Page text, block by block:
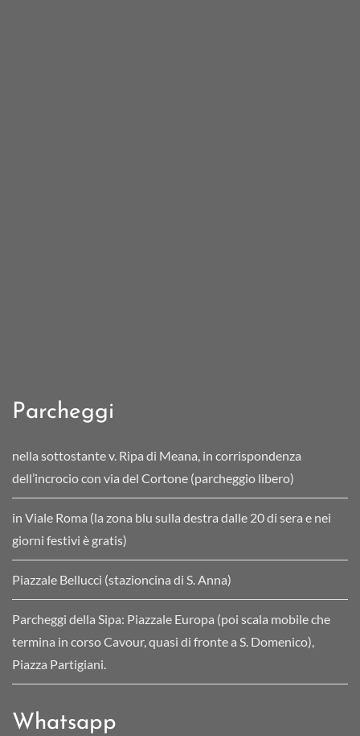
Parcheggi
nella sottostante v. Ripa di Meana, in corrispondenza
dell’incrocio con via del Cortone (parcheggio libero)
in Viale Roma (la zona blu sulla destra dalle 20 di sera e nei
giorni festivi è gratis)
Piazzale Bellucci (stazioncina di S. Anna)
Parcheggi della Sipa: Piazzale Europa (poi scala mobile che
termina in corso Cavour, quasi di fronte a S. Domenico),
Piazza Partigiani.
Whatsapp